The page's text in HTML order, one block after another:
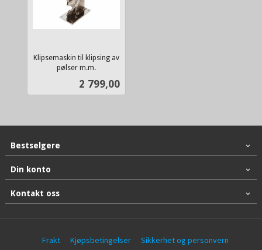
Klipsemaskin til klipsing av
pølser m.m.
Pris
2 799,00
Bestselgere
Din konto
Kontakt oss
Frakt Kjøpsbetingelser Sikkerhet og personvern